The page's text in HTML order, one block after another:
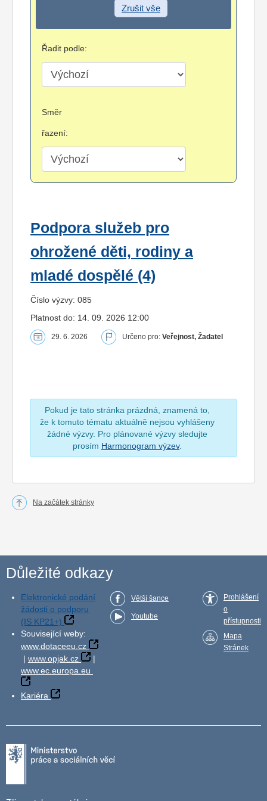
Zrušit vše
Řadit podle:
Směr
řazení:
Podpora služeb pro
ohrožené děti, rodiny a
mladé dospělé (4)
Číslo výzvy: 085
Platnost do: 14. 09. 2026 12:00
29. 6. 2026 Určeno pro: Veřejnost, Žadatel
Pokud je tato stránka prázdná, znamená to,
že k tomuto tématu aktuálně nejsou vyhlášeny
žádné výzvy. Pro plánované výzvy sledujte
prosím Harmonogram výzev.
Na začátek stránky
Důležité odkazy
Elektronické podání
žádosti o podporu
(IS KP21+)
Související weby:
www.dotaceeu.cz
| www.opjak.cz
|
www.ec.europa.eu
Kariéra
Větší šance
Youtube
Prohlášení
o
přístupnosti
Mapa
Stránek